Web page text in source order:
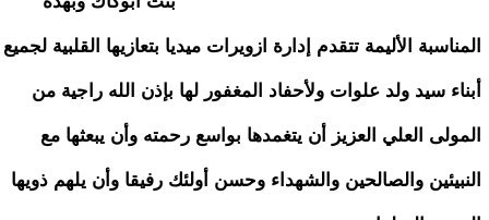
المناسبة الأليمة تتقدم إدارة ازويرات ميديا بتعازيها القلبية لجميع
أبناء سيد ولد علوات ولأحفاد المغفور لها بإذن الله راجية من
المولى العلي العزيز أن يتغمدها بواسع رحمته وأن يبعثها مع
النبيئين والصالحين والشهداء وحسن أولئك رفيقا وأن يلهم ذويها